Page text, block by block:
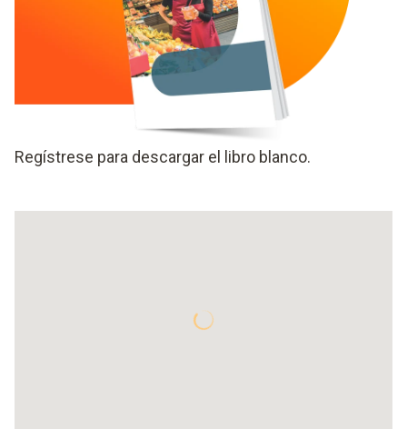
Regístrese para descargar el libro blanco.